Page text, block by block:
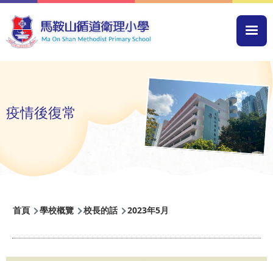
移至主內容
疫情後復常
導
連
首頁 學校概覽 校長的話 2023年5月